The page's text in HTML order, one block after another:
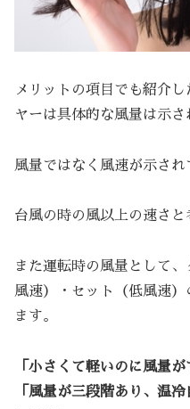
メリットの項目でも紹介
ヤーは具体的な風量は示さ
風量ではなく風速が示され
台風の時の風以上の速さと
また運転時の風量として
風速）・セット（低風速
ます。
「小さくて軽いのに風量が
「風量が三段階あり、温